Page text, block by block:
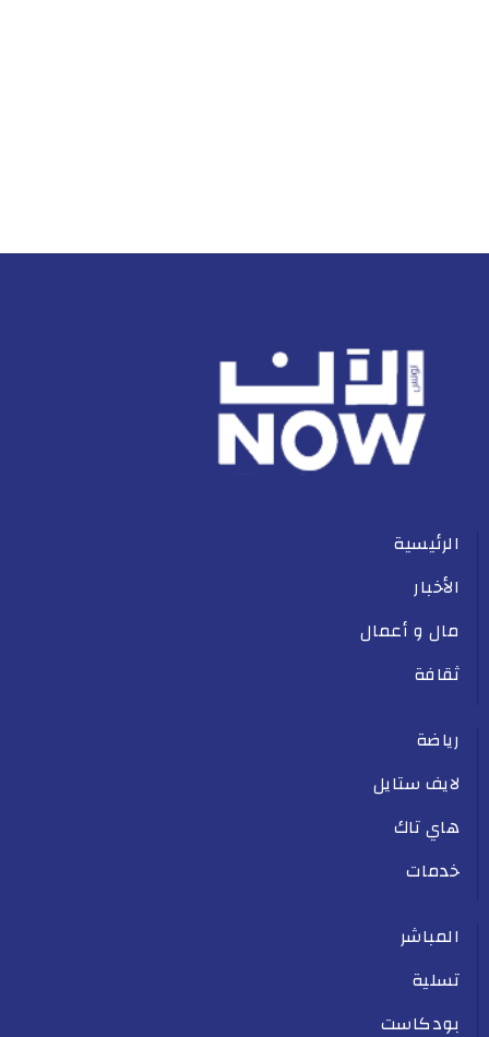
الرئيسية
الأخبار
مال و أعمال
ثقافة
رياضة
لايف ستايل
هاي تاك
خدمات
المباشر
تسلية
بودكاست